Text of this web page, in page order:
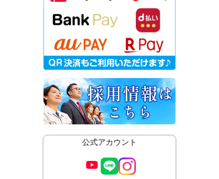
公式アカウント